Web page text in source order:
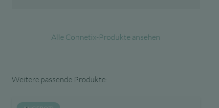
Alle Connetix-Produkte ansehen
Weitere passende Produkte: